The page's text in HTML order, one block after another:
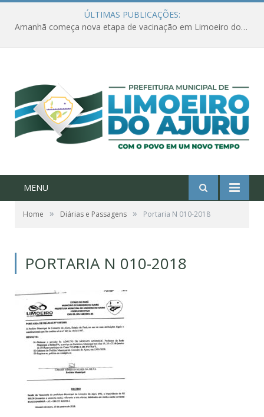
ÚLTIMAS PUBLICAÇÕES:
Amanhã começa nova etapa de vacinação em Limoeiro do Ajuru para idosos com 65 ou mais
MENU
Home » Diárias e Passagens » Portaria N 010-2018
PORTARIA N 010-2018